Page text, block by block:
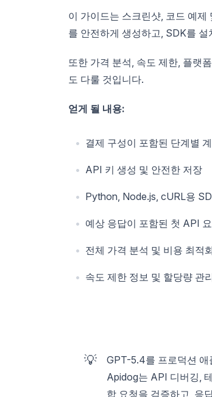
이 가이드는 스크린샷, 코드 예
를 안전하게 생성하고, SDK를
또한 가격 분석, 속도 제한, 플랫
도 다룰 것입니다.
얻게 될 내용:
결제 구성이 포함된 단계별
API 키 생성 및 안전한 저장
Python, Node.js, cURL용
예상 응답이 포함된 첫 API
전체 가격 분석 및 비용 최적
속도 제한 정보 및 할당량 관
💡
GPT-5.4를 프로덕션 애
Apidog는 API 디버깅,
합 요청을 검증하고, 응